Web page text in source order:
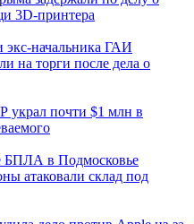
3D‑принтера
экс-начальника ГАИ
на торги после дела о
украл почти $1 млн в
БПЛА в Подмосковье
атаковали склад под